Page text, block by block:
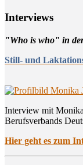
Inter­views
"Who is who" in
Still- und
Interview mit
Berufsverbands
Hier geht es zum